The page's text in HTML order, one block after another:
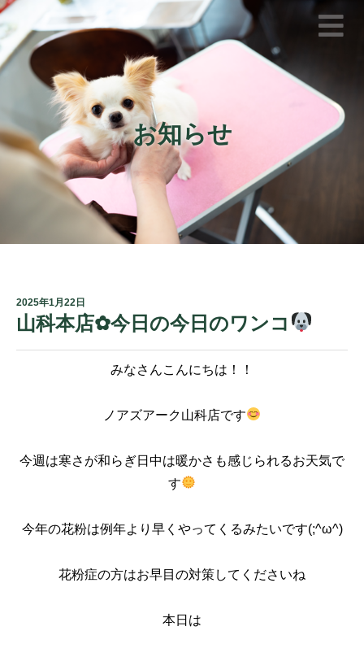
お知らせ
2025年1月22日
山科本店✿今日の今日のワンコ
みなさんこんにちは！！
ノアズアーク山科店です
今週は寒さが和らぎ日中は暖かさも感じられるお天気で
す
今年の花粉は例年より早くやってくるみたいです(;^ω^)
花粉症の方はお早目の対策してくださいね
本日は